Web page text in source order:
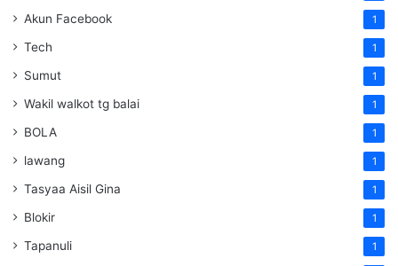
Akun Facebook 1
Tech 1
Sumut 1
Wakil walkot tg balai 1
BOLA 1
lawang 1
Tasyaa Aisil Gina 1
Blokir 1
Tapanuli 1